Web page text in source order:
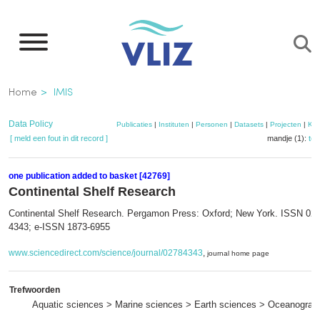
naar
inhoud
gaan
Kruimelpad
Home IMIS
Data Policy Publicaties | Instituten | Personen | Datasets | Projecten |
[ meld een fout in dit record ] mandje (1):
one publication added to basket [42769]
Continental Shelf Research
Continental Shelf Research. Pergamon Press: Oxford; New York. ISSN
4343; e-ISSN 1873-6955
www.sciencedirect.com/science/journal/02784343, journal home page
Trefwoorden
Aquatic sciences > Marine sciences > Earth sciences >